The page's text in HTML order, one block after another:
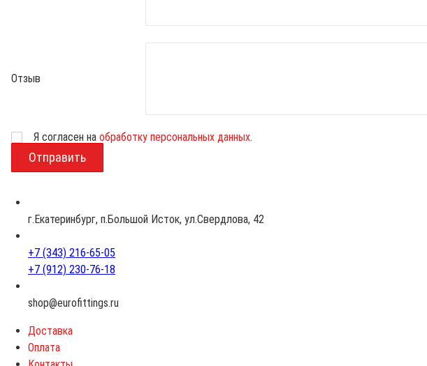
Отзыв
ВозрастЯ согласен на обработку персональных данных.
г.Екатеринбург, п.Большой Исток, ул.Свердлова, 42
+7 (343) 216-65-05
+7 (912) 230-76-18
shop@eurofittings.ru
Доставка
Оплата